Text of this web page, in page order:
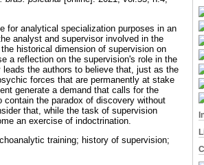
for analytical specialization purposes in an
analyst and supervisor involved in the
historical dimension of supervision on
a reflection on the supervision's role in the
the authors to believe that, just as the
forces that are permanently at stake
generate a demand that calls for the
the paradox of discovery without
that, while the task of supervision
an exercise of indoctrination.
training; history of supervision;